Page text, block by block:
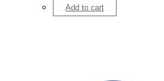
Add to cart